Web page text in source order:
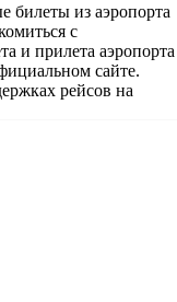
билеты из аэропорта
с
и прилета аэропорта
сайте.
рейсов на